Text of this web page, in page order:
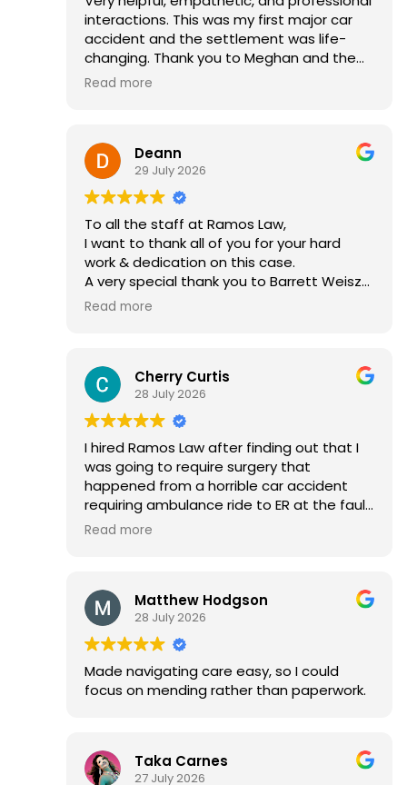
interactions. This was my first major car
accident and the settlement was life-
changing. Thank you to Meghan and the
rest of the Ramos Law team!
Read more
Deann
29 July 2026
To all the staff at Ramos Law,
I want to thank all of you for your hard
work & dedication on this case.
A very special thank you to Barrett Weisz
for his hard work he has done for me.
Thank you
Deann Fagler
Read more
Cherry Curtis
28 July 2026
I hired Ramos Law after finding out that I
was going to require surgery that
happened from a horrible car accident
requiring ambulance ride to ER at the fault
of the other driver. I was assigned
compassionate about my situation and
got right to work on my case. I am
extremely grateful to all of them for
making this unfortunate situation easier
to navigate. I just got my settlement and
couldn’t have been happier as I was able
my friends, family members or anyone
else that asks if I know of a great attorney
Read more
Matthew Hodgson
28 July 2026
Made navigating care easy, so I could
focus on mending rather than paperwork.
Taka Carnes
27 July 2026